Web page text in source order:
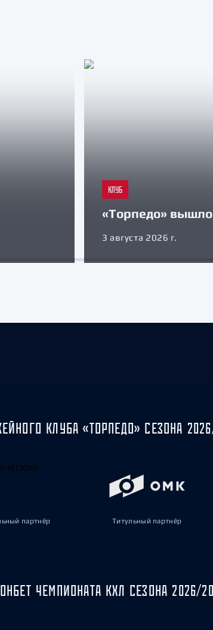
КЛУБ
«Торпедо» вышло
3 августа 2026 г.
КЛУБА «ТОРПЕДО» СЕЗОНА
партнёр Титульный партнёр
ЧЕМПИОНАТА КХЛ СЕЗОНА 2026/